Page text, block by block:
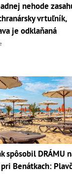
nehode
vrtuľník,
je odklaňaná
spôsobil DRÁMU
Benátkach: